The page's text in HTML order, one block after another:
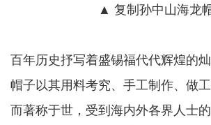
▲ 复制孙中山海龙
百年历史抒写着盛锡福代代辉煌的
帽子以其用料考究、手工制作、做
而著称于世，受到海内外各界人士